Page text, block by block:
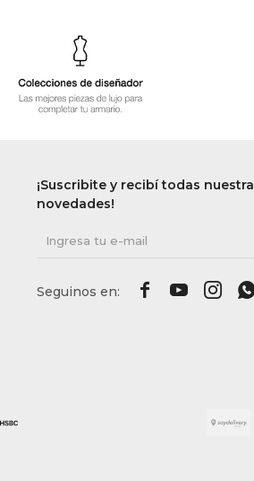
¡Suscribite y recibí todas
novedades!
  